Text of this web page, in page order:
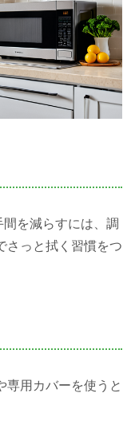
を減らすには、調
さっと拭く習慣をつ
専用カバーを使うと